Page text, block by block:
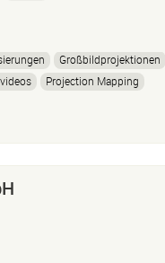
Großbildprojektionen
Projection Mapping